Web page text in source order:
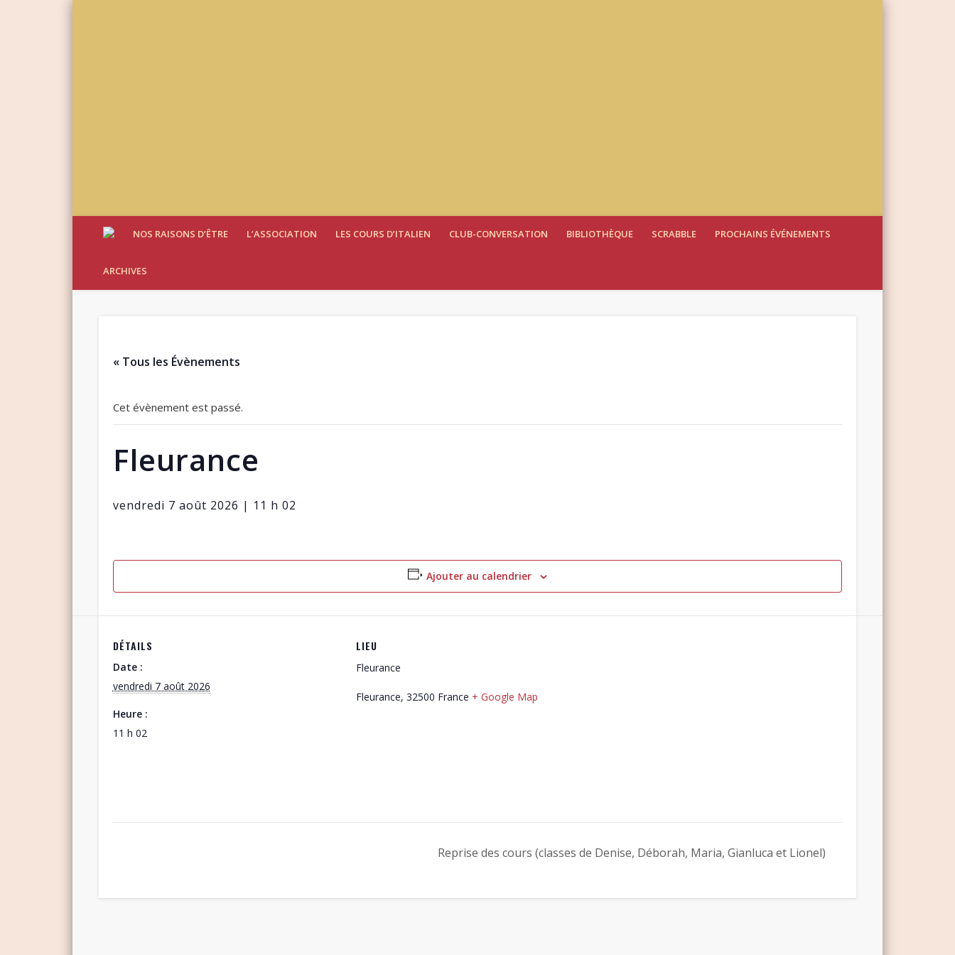
NOS RAISONS D’ÊTRE L’ASSOCIATION LES COURS D’ITALIEN CLUB-CONVERSATION BIBLIOTHÈQUE SCRABBLE PROCHAINS ÉVÉNEMENTS
ARCHIVES
« Tous les Évènements
Cet évènement est passé.
Fleurance
vendredi 7 août 2026 | 11 h 02
Ajouter au calendrier
DÉTAILS
Date :
vendredi 7 août 2026
Heure :
11 h 02
LIEU
Fleurance
Fleurance, 32500 France + Google Map
Reprise des cours (classes de Denise, Déborah, Maria, Gianluca et Lionel)